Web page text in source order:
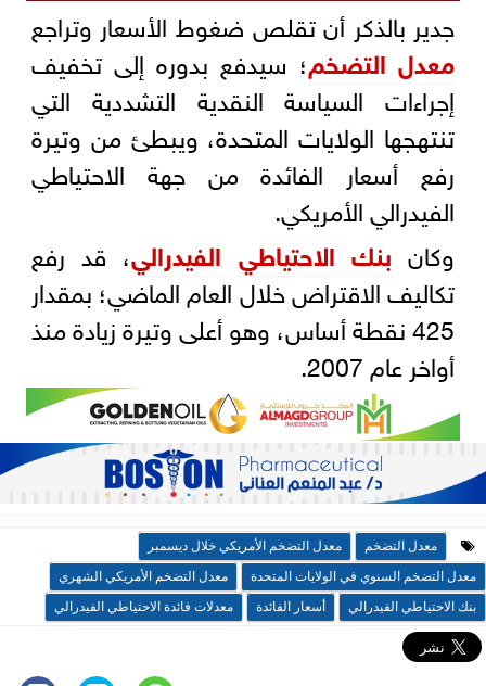
جدير بالذكر أن تقلص ضغوط الأسعار وتراجع
معدل التضخم؛ سيدفع بدوره إلى تخفيف
إجراءات السياسة النقدية التشددية التي
تنتهجها الولايات المتحدة، ويبطئ من وتيرة
رفع أسعار الفائدة من جهة الاحتياطي
الفيدرالي الأمريكي.
وكان بنك الاحتياطي الفيدرالي، قد رفع
تكاليف الاقتراض خلال العام الماضي؛ بمقدار
425 نقطة أساس، وهو أعلى وتيرة زيادة منذ
أواخر عام 2007.
معدل التضخم
معدل التضخم الأمريكي خلال ديسمبر
معدل التضخم السنوي في الولايات المتحدة
معدل التضخم الأمريكي الشهري
بنك الاحتياطي الفيدرالي
أسعار الفائدة معدلات فائدة الاحتياطي الفيدرالي